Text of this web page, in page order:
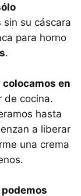
sin su cáscara
para horno
.
en
de cocina.
hasta
a liberar
una crema
podemos